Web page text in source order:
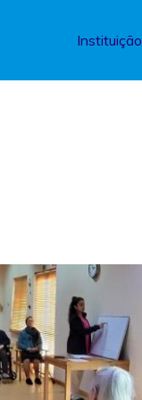
Instituição